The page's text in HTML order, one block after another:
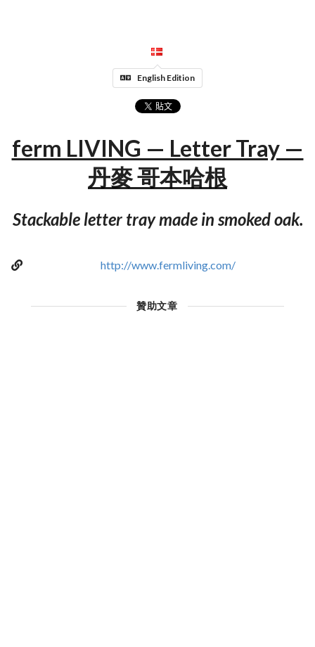
English Edition
ferm LIVING — Letter Tray —
丹麥 哥本哈根
Stackable letter tray made in smoked oak.
http://www.fermliving.com/
贊助文章